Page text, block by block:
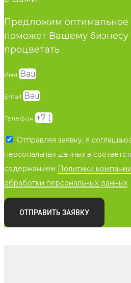
Предложим оптимальное
поможет Вашему бизнесу
процветать
Имя
Email
Телефон
Отправляя заявку, я
персональных данных в
содержанием Политики
обработки персональных данных
ОТПРАВИТЬ ЗАЯВКУ